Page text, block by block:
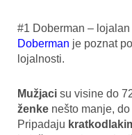
#1 Doberman –
Doberman je poznat
lojalnosti.
Mužjaci su visine do
ženke nešto manje,
Pripadaju